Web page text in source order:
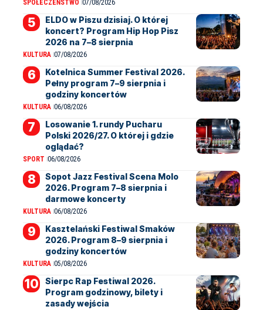
SPOŁECZEŃSTWO 07/08/2026
ELDO w Piszu dzisiaj. O której
koncert? Program Hip Hop Pisz
2026 na 7–8 sierpnia
KULTURA 07/08/2026
Kotelnica Summer Festival 2026.
Pełny program 7–9 sierpnia i
godziny koncertów
KULTURA 06/08/2026
Losowanie 1. rundy Pucharu
Polski 2026/27. O której i gdzie
oglądać?
SPORT 06/08/2026
Sopot Jazz Festival Scena Molo
2026. Program 7–8 sierpnia i
darmowe koncerty
KULTURA 06/08/2026
Kasztelański Festiwal Smaków
2026. Program 8–9 sierpnia i
godziny koncertów
KULTURA 05/08/2026
Sierpc Rap Festiwal 2026.
Program godzinowy, bilety i
zasady wejścia